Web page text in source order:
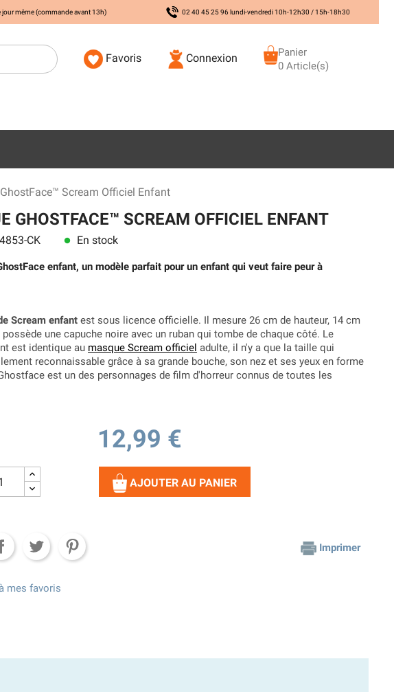
jour même (commande avant 13h) 02 40 45 25 96 lundi-vendredi 10h-12h30 / 15h-18h30
Favoris Connexion
Panier
0 Article(s)
Scream Officiel Enfant
GHOSTFACE™ SCREAM OFFICIEL ENFANT
CK lens En stock
enfant, un modèle parfait pour un enfant qui veut faire peur à
Scream enfant est sous licence officielle. Il mesure 26 cm de hauteur, 14 cm
une capuche noire avec un ruban qui tombe de chaque côté. Le
est identique au masque Scream officiel adulte, il n'y a que la taille qui
reconnaissable grâce à sa grande bouche, son nez et ses yeux en forme
est un des personnages de film d'horreur connus de toutes les
12,99 €
AJOUTER AU PANIER
Imprimer
mes favoris